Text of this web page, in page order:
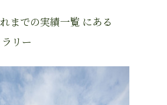
までの実績一覧 にある
リー